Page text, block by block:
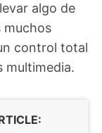
algo de
muchos
control total
multimedia.